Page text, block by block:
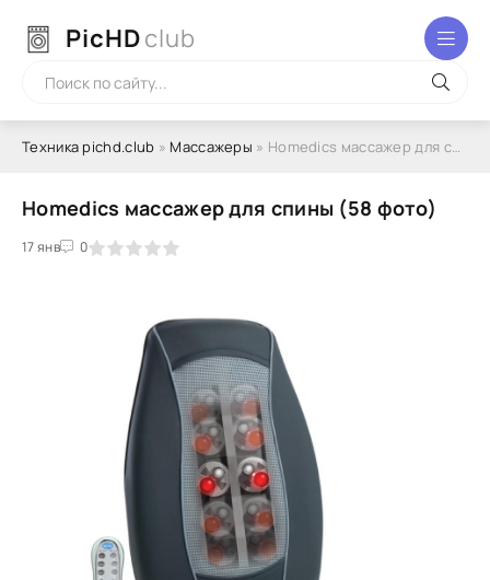
PicHDclub
Техника pichd.club » Массажеры » Homedics массажер для спины (58 фото)
Homedics массажер для спины (58 фото)
17 янв 0
3 4 5